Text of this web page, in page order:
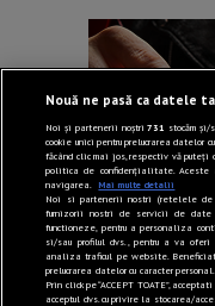
Nouă ne pasă ca datele
Noi și partenerii noștri731 stocăm
cookie unici pentru prelucrarea datelor
făcând clic mai jos, respectiv vă puteți
politica de confidențialitate. Aceste
navigarea. Mai multe detalii
Noi si partenerii nostri (retelele de
furnizorii nostri de servicii de date
functioneze, pentru a personaliza
si/sau profilul dvs., pentru a va
analiza traficul pe website.
prelucrarea datelor cu caracter
Prin click pe “ACCEPT TOATE”,
acceptul dvs. cu privire la stocarea/